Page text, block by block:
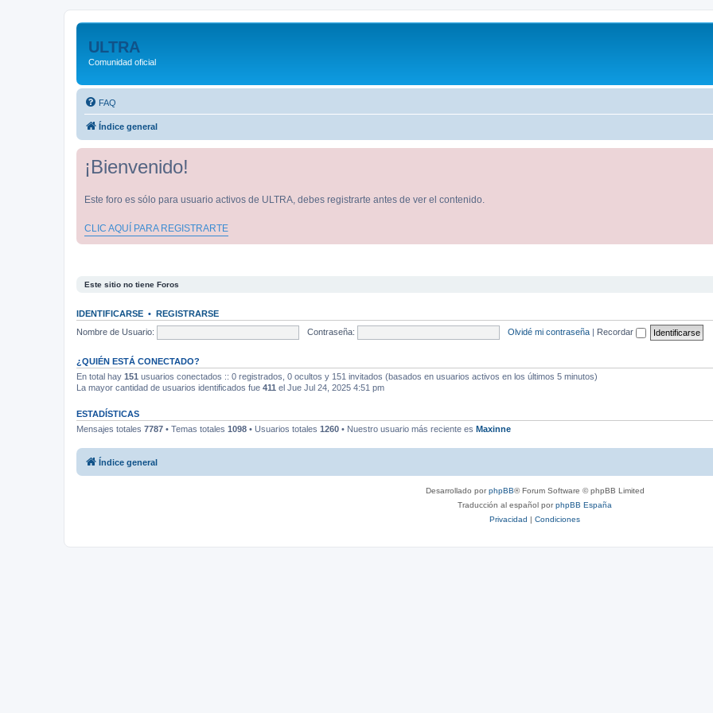
ULTRA
Comunidad oficial
FAQ
Índice general
¡Bienvenido!
Este foro es sólo para usuario activos de ULTRA, debes registrarte antes de ver el contenido.
CLIC AQUÍ PARA REGISTRARTE
Este sitio no tiene Foros
IDENTIFICARSE • REGISTRARSE
Nombre de Usuario:
Contraseña: Olvidé mi contraseña | Recordar
¿QUIÉN ESTÁ CONECTADO?
En total hay 151 usuarios conectados :: 0 registrados, 0 ocultos y 151 invitados (basados en usuarios activos en los últimos 5 minutos)
La mayor cantidad de usuarios identificados fue 411 el Jue Jul 24, 2025 4:51 pm
ESTADÍSTICAS
Mensajes totales 7787 • Temas totales 1098 • Usuarios totales 1260 • Nuestro usuario más reciente es Maxinne
Índice general
Desarrollado porphpBB® Forum Software © phpBB Limited
Traducción al español porphpBB España
Privacidad | Condiciones